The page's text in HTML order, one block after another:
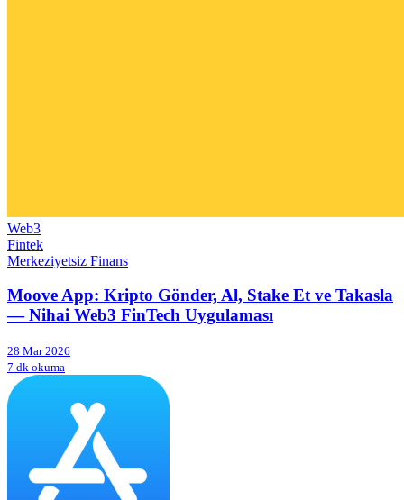
Web3
Fintek
Merkeziyetsiz Finans
Moove App: Kripto Gönder, Al, Stake Et ve Takasla
— Nihai Web3 FinTech Uygulaması
28 Mar 2026
7 dk okuma